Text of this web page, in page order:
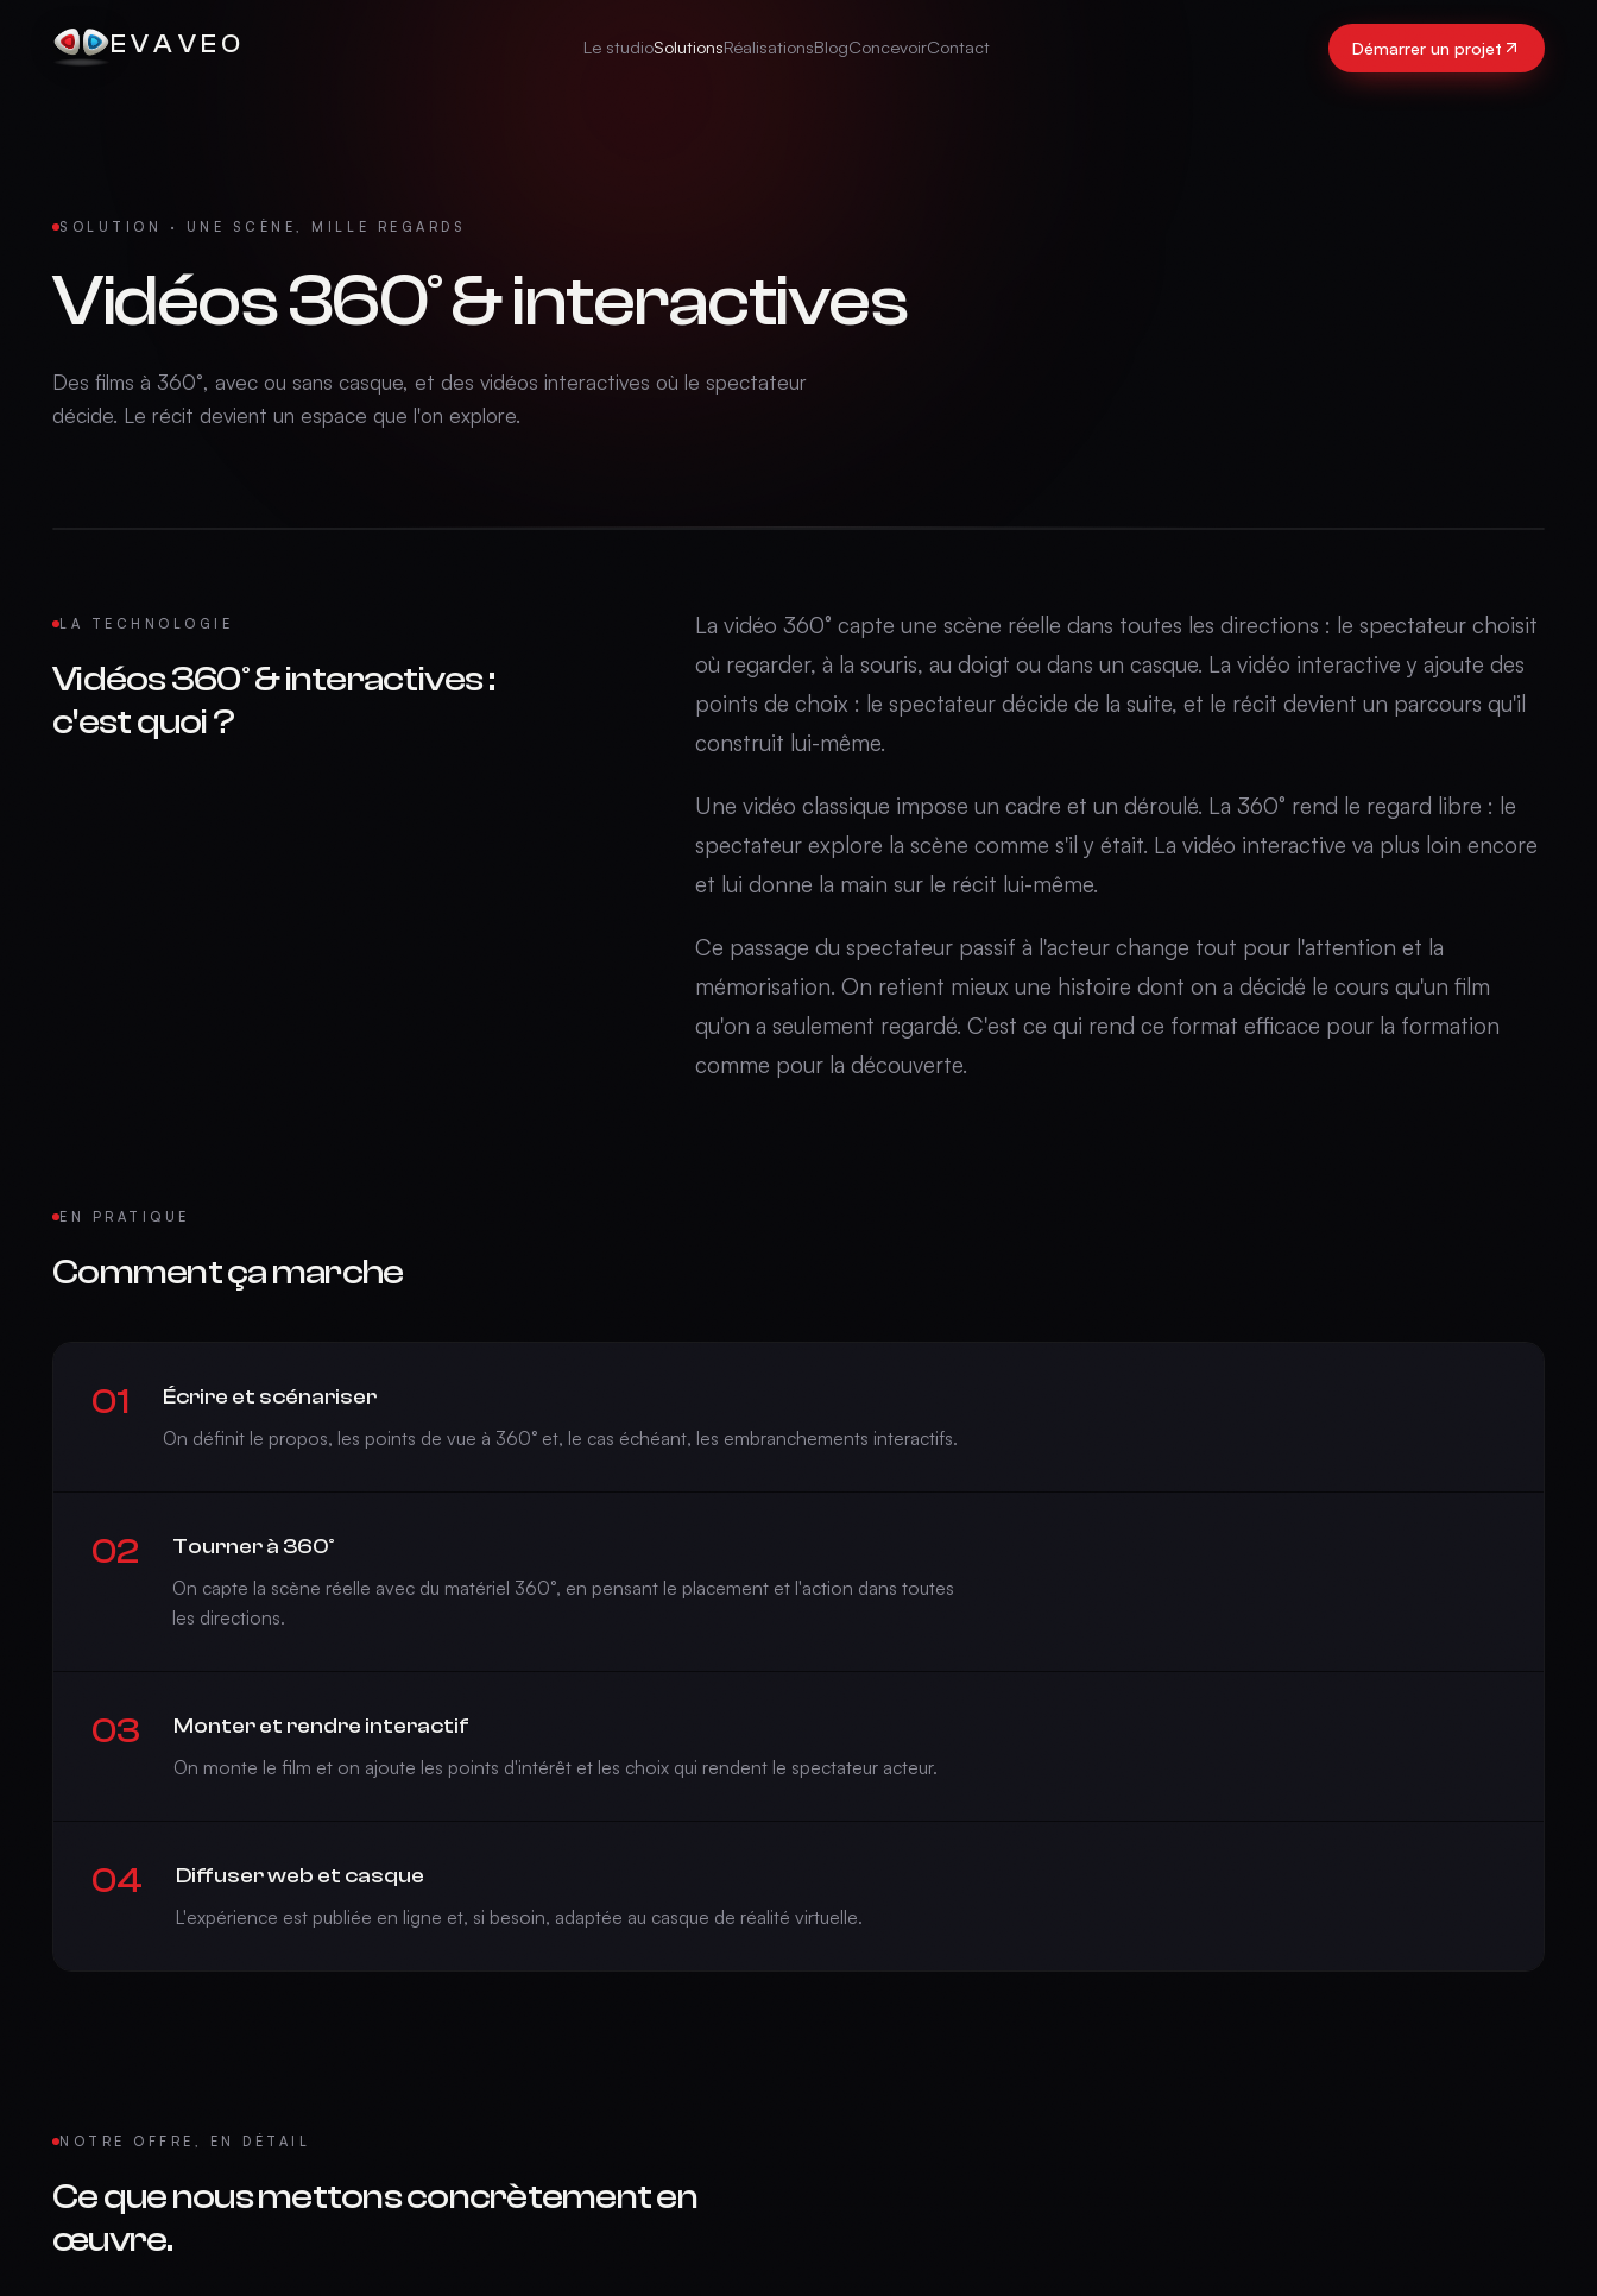
EVAVEO Le studioSolutionsRéalisationsBlogConcevoirContact Démarrer un projet
SOLUTION · UNE SCÈNE, MILLE REGARDS
Vidéos 360° & interactives
Des films à 360°, avec ou sans casque, et des vidéos interactives où le spectateur
décide. Le récit devient un espace que l'on explore.
LA TECHNOLOGIE
Vidéos 360° & interactives:
c'est quoi ?
La vidéo 360° capte une scène réelle dans toutes les directions : le spectateur choisit
où regarder, à la souris, au doigt ou dans un casque. La vidéo interactive y ajoute des
points de choix : le spectateur décide de la suite, et le récit devient un parcours qu'il
construit lui-même.
Une vidéo classique impose un cadre et un déroulé. La 360° rend le regard libre : le
spectateur explore la scène comme s'il y était. La vidéo interactive va plus loin encore
et lui donne la main sur le récit lui-même.
Ce passage du spectateur passif à l'acteur change tout pour l'attention et la
mémorisation. On retient mieux une histoire dont on a décidé le cours qu'un film
qu'on a seulement regardé. C'est ce qui rend ce format efficace pour la formation
comme pour la découverte.
EN PRATIQUE
Comment ça marche
01 Écrire et scénariser
On définit le propos, les points de vue à 360° et, le cas échéant, les embranchements interactifs.
02 Tourner à 360°
On capte la scène réelle avec du matériel 360°, en pensant le placement et l'action dans toutes
les directions.
03 Monter et rendre interactif
On monte le film et on ajoute les points d'intérêt et les choix qui rendent le spectateur acteur.
04 Diffuser web et casque
L'expérience est publiée en ligne et, si besoin, adaptée au casque de réalité virtuelle.
NOTRE OFFRE, EN DÉTAIL
Ce que nous mettons concrètement en
œuvre.